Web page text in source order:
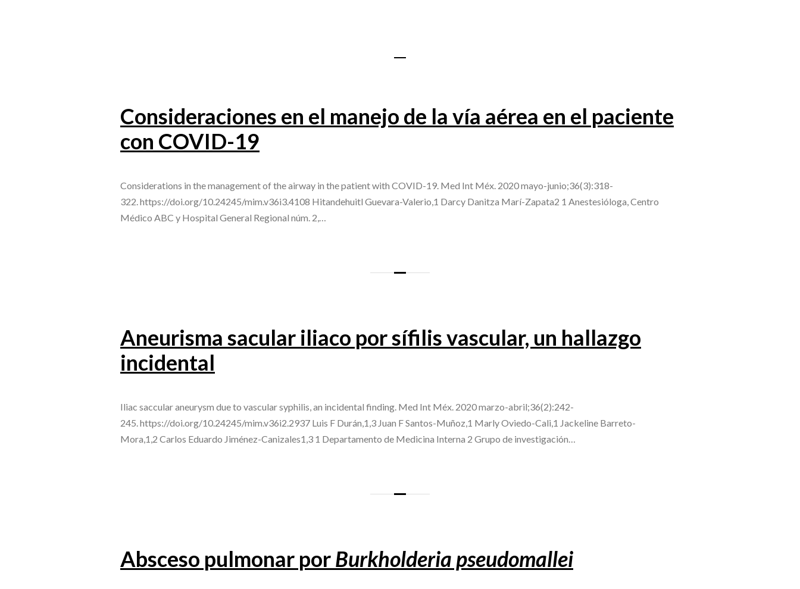
Consideraciones en el manejo de la vía aérea en el paciente
con COVID-19
Considerations in the management of the airway in the patient with COVID-19. Med Int Méx. 2020 mayo-junio;36(3):318-
322. https://doi.org/10.24245/mim.v36i3.4108 Hitandehuitl Guevara-Valerio,1 Darcy Danitza Marí-Zapata2 1 Anestesióloga, Centro
Médico ABC y Hospital General Regional núm. 2,…
Aneurisma sacular iliaco por sífilis vascular, un hallazgo
incidental
Iliac saccular aneurysm due to vascular syphilis, an incidental finding. Med Int Méx. 2020 marzo-abril;36(2):242-
245. https://doi.org/10.24245/mim.v36i2.2937 Luis F Durán,1,3 Juan F Santos-Muñoz,1 Marly Oviedo-Cali,1 Jackeline Barreto-
Mora,1,2 Carlos Eduardo Jiménez-Canizales1,3 1 Departamento de Medicina Interna 2 Grupo de investigación…
Absceso pulmonar porBurkholderia pseudomallei